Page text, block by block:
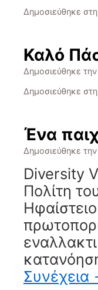
Δημοσιεύθηκε στη
Καλό
Δημοσιεύθηκε την
Δημοσιεύθηκε στη
Ένα
Δημοσιεύθηκε την
Diversity
Πολίτη
Συνέχεια